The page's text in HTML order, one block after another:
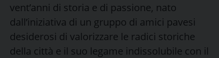
vent’anni di storia e di passione, nato
dall’iniziativa di un gruppo di amici pavesi
desiderosi di valorizzare le radici storiche
della città e il suo legame indissolubile con il